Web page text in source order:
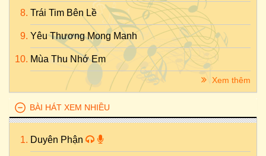
Trái Tim Bên Lề
Yêu Thương Mong Manh
Mùa Thu Nhớ Em
Xem thêm
BÀI HÁT XEM NHIỀU
Duyên Phận